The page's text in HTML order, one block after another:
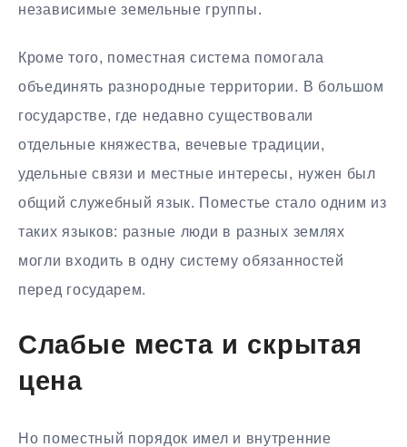
независимые земельные группы.
Кроме того, поместная система помогала
объединять разнородные территории. В большом
государстве, где недавно существовали
отдельные княжества, вечевые традиции,
удельные связи и местные интересы, нужен был
общий служебный язык. Поместье стало одним из
таких языков: разные люди в разных землях
могли входить в одну систему обязанностей
перед государем.
Слабые места и скрытая
цена
Но поместный порядок имел и внутренние